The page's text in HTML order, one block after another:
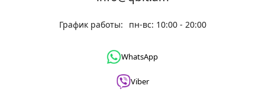
График работы: пн-вс: 10:00 - 20:00
WhatsApp
Viber